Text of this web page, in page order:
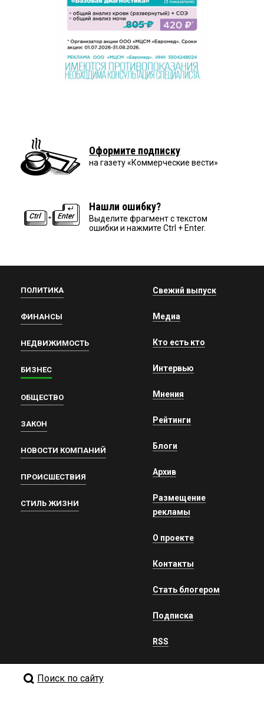
Оформите подписку
на газету «Коммерческие вести»
Нашли ошибку?
Выделите фрагмент с текстом
ошибки и нажмите Ctrl + Enter.
ПОЛИТИКА
ФИНАНСЫ
НЕДВИЖИМОСТЬ
БИЗНЕС
ОБЩЕСТВО
ЗАКОН
НОВОСТИ КОМПАНИЙ
ПРОИСШЕСТВИЯ
СТИЛЬ ЖИЗНИ
Свежий выпуск
Медиа
Кто есть кто
Интервью
Мнения
Рейтинги
Блоги
Архив
Размещение
рекламы
О проекте
Контакты
Стать блогером
Подписка
RSS
Поиск по сайту